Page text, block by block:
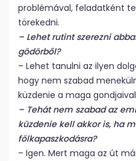
problémával, feladatként
törekedni.
– Lehet rutint szerezni
gödörből?
– Lehet tanulni az ilyen
hogy nem szabad
küzdenie a maga
– Tehát nem szabad az
küzdenie kell akkor is, ha
fölkapaszkodásra?
– Igen. Mert maga az út